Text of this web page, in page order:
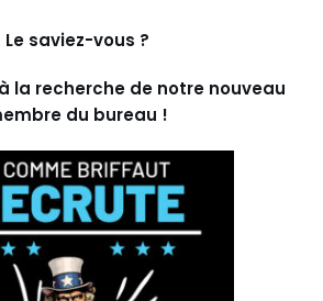
Le saviez-vous ?
la recherche de notre nouveau
du bureau !